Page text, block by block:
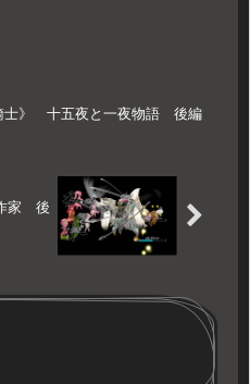
士》 十五夜と一夜物語 後編
家 後